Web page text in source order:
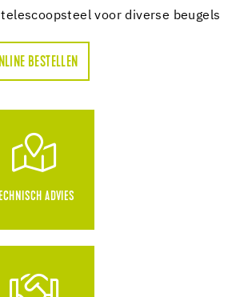
voor diverse beugels
BESTELLEN
TECHNISCH ADVIES